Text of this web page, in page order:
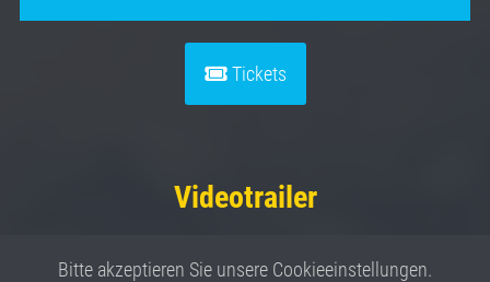
Tickets
Videotrailer
Bitte akzeptieren Sie unsere Cookieeinstellungen.